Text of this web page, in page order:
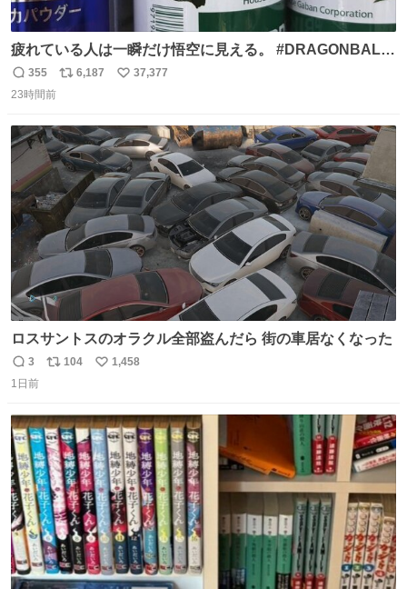
疲れている人は一瞬だけ悟空に見える。 #DRAGONBALL
#ドラゴンボール
返
信
355
リ
ト
数
6,187
い
数
37,377
23時間前
ロスサントスのオラクル全部盗んだら 街の車居なくなった
返
信
3
リ
ト
数
104
い
数
1,458
1日前